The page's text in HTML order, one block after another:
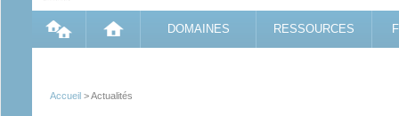
DOMAINES RESSOURCES
Accueil > Actualités